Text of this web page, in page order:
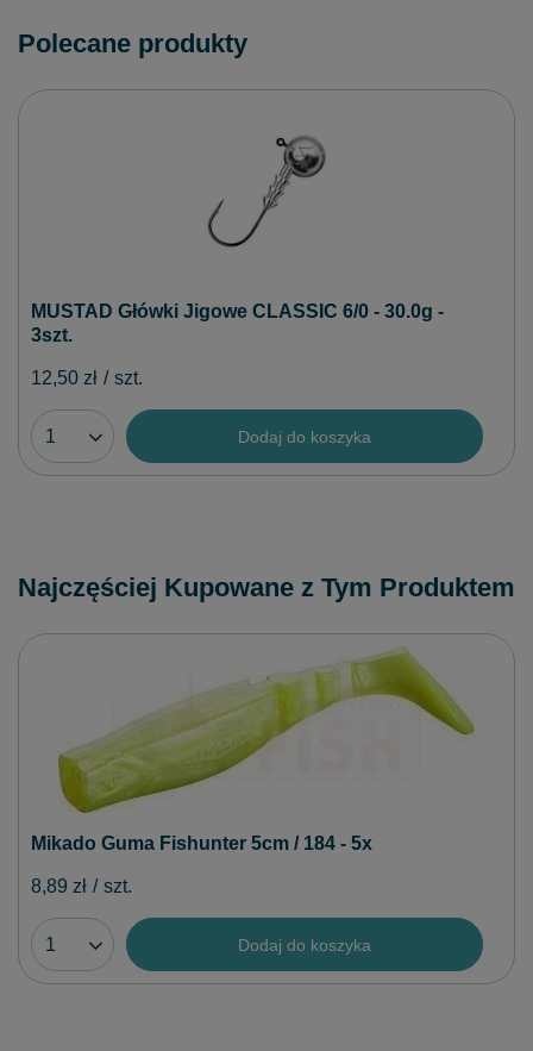
Polecane produkty
MUSTAD Główki Jigowe CLASSIC 6/0 - 30.0g -
3szt.
12,50 zł / szt.
Dodaj do koszyka
Najczęściej Kupowane z Tym Produktem
Mikado Guma Fishunter 5cm / 184 - 5x
8,89 zł / szt.
Dodaj do koszyka